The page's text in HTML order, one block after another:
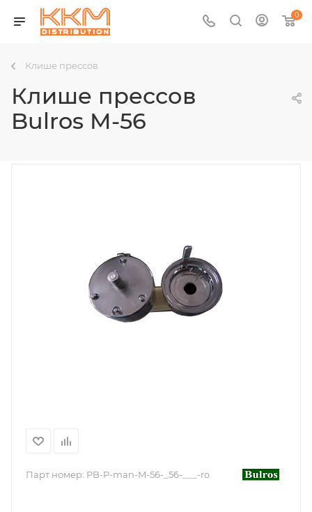
0
Клише прессов
Клише прессов
Bulros M-56
Парт номер: PB-P-man-M-56-_56-___-ro